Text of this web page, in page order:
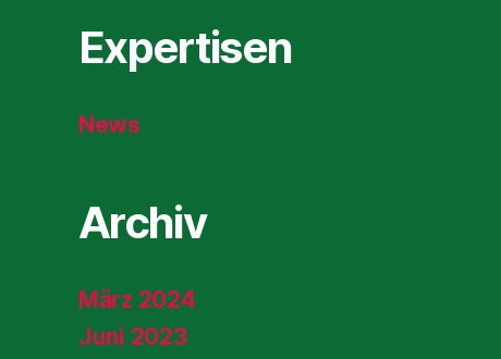
Expertisen
News
Archiv
März 2024
Juni 2023